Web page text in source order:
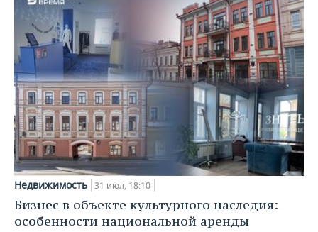
Недвижимость 31 июл, 18:10
Бизнес в объекте культурного наследия:
особенности национальной аренды